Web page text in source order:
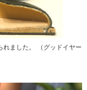
れました。 （グッドイヤー